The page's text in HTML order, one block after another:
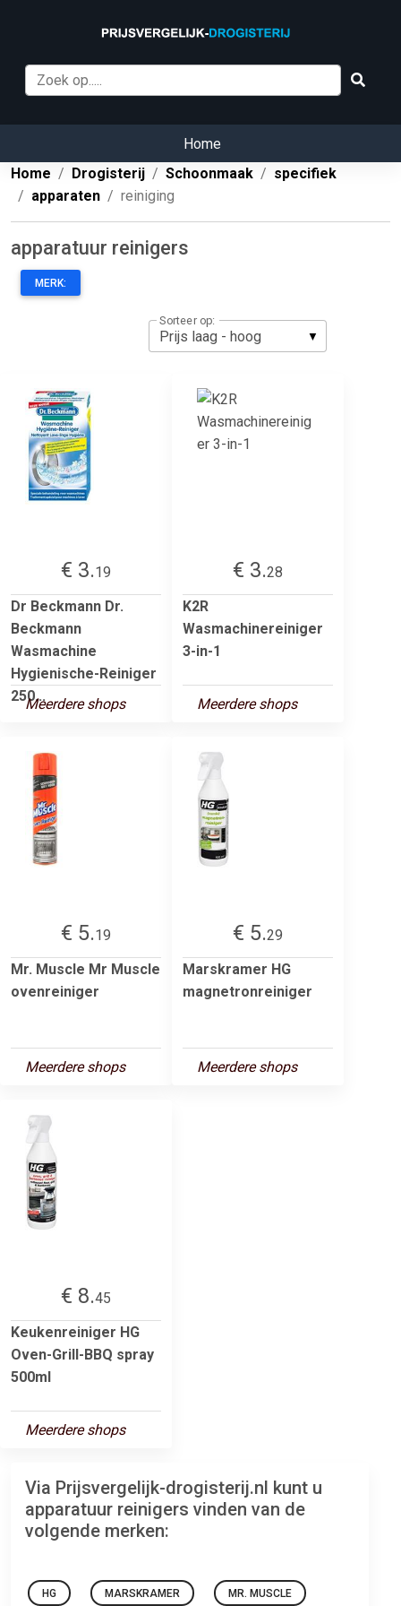
Home
Home
Drogisterij Schoonmaak
specifiek
apparaten
reiniging
apparatuur reinigers
MERK:
Sorteer op:
€ 3.19
Dr Beckmann Dr.
Beckmann
Wasmachine
Hygienische-Reiniger
250...
Meerdere shops
€ 3.28
K2R
Wasmachinereiniger
3-in-1
Meerdere shops
€ 5.19
Mr. Muscle Mr Muscle
ovenreiniger
Meerdere shops
€ 5.29
Marskramer HG
magnetronreiniger
Meerdere shops
€ 8.45
Keukenreiniger HG
Oven-Grill-BBQ spray
500ml
Meerdere shops
Via Prijsvergelijk-drogisterij.nl kunt u
apparatuur reinigers vinden van de
volgende merken:
HG MARSKRAMER MR. MUSCLE